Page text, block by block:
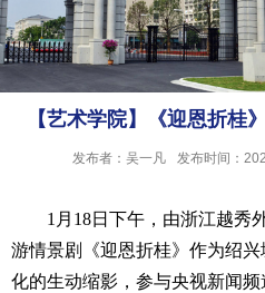
【艺术学院】《迎恩折桂
发布者：吴一凡 发布时间：
1月 18日 下午 ，由浙江越秀
游情景剧《迎恩折桂》作为绍
化的生动缩影，参与央视新闻